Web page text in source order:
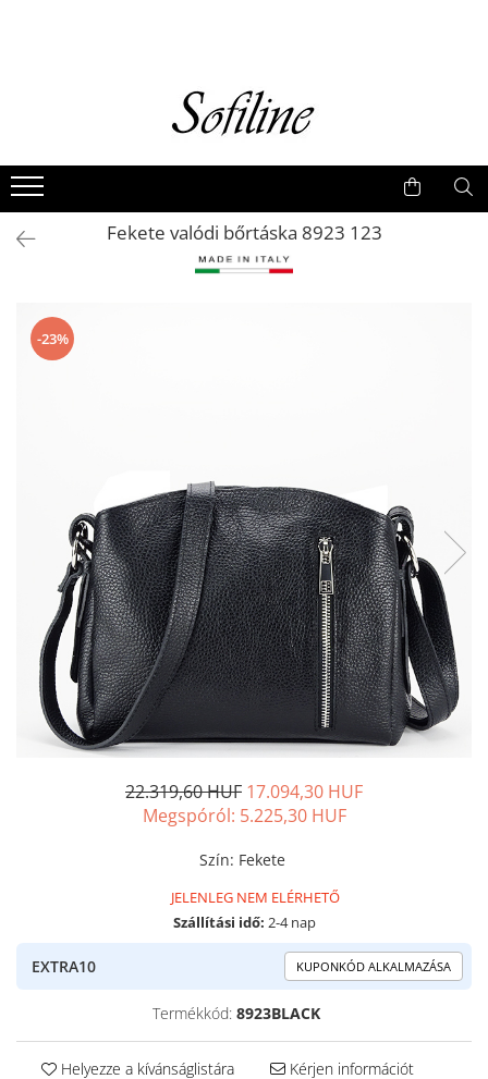
Valódi bőr
Hátizsákok
Elegáns kistáskákFekete valódi bőrtáska 8923 123
-23%
22.319,60 HUF 17.094,30 HUF
Megspóról: 5.225,30 HUF
Szín: Fekete
JELENLEG NEM ELÉRHETŐ
Szállítási idő: 2-4 nap
EXTRA10 KUPONKÓD ALKALMAZÁSA
Termékkód: 8923BLACK
Helyezze a kívánságlistára Kérjen információt